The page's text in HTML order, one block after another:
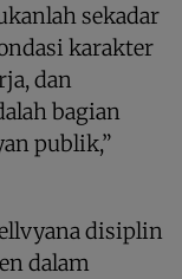
sekadar
karakter
dan
bagian
publik,”
disiplin
dalam